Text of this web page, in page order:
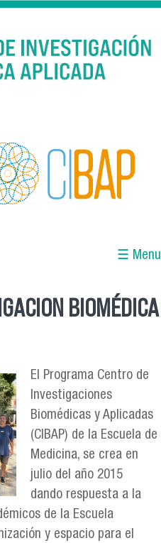
☰ Menu
aquí
BIOMÉDICA
El Programa Centro de
Investigaciones
Biomédicas y Aplicadas
(CIBAP) de la Escuela de
Medicina, se crea en
julio del año 2015
dando respuesta a la
de la Escuela
y espacio para el